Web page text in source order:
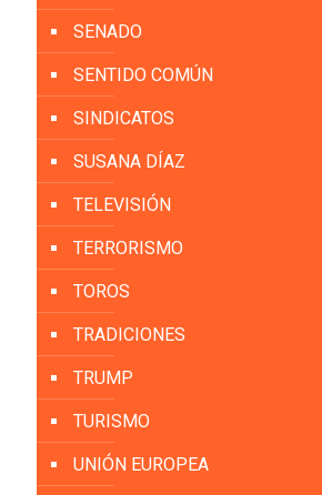
SENADO
SENTIDO COMÚN
SINDICATOS
SUSANA DÍAZ
TELEVISIÓN
TERRORISMO
TOROS
TRADICIONES
TRUMP
TURISMO
UNIÓN EUROPEA